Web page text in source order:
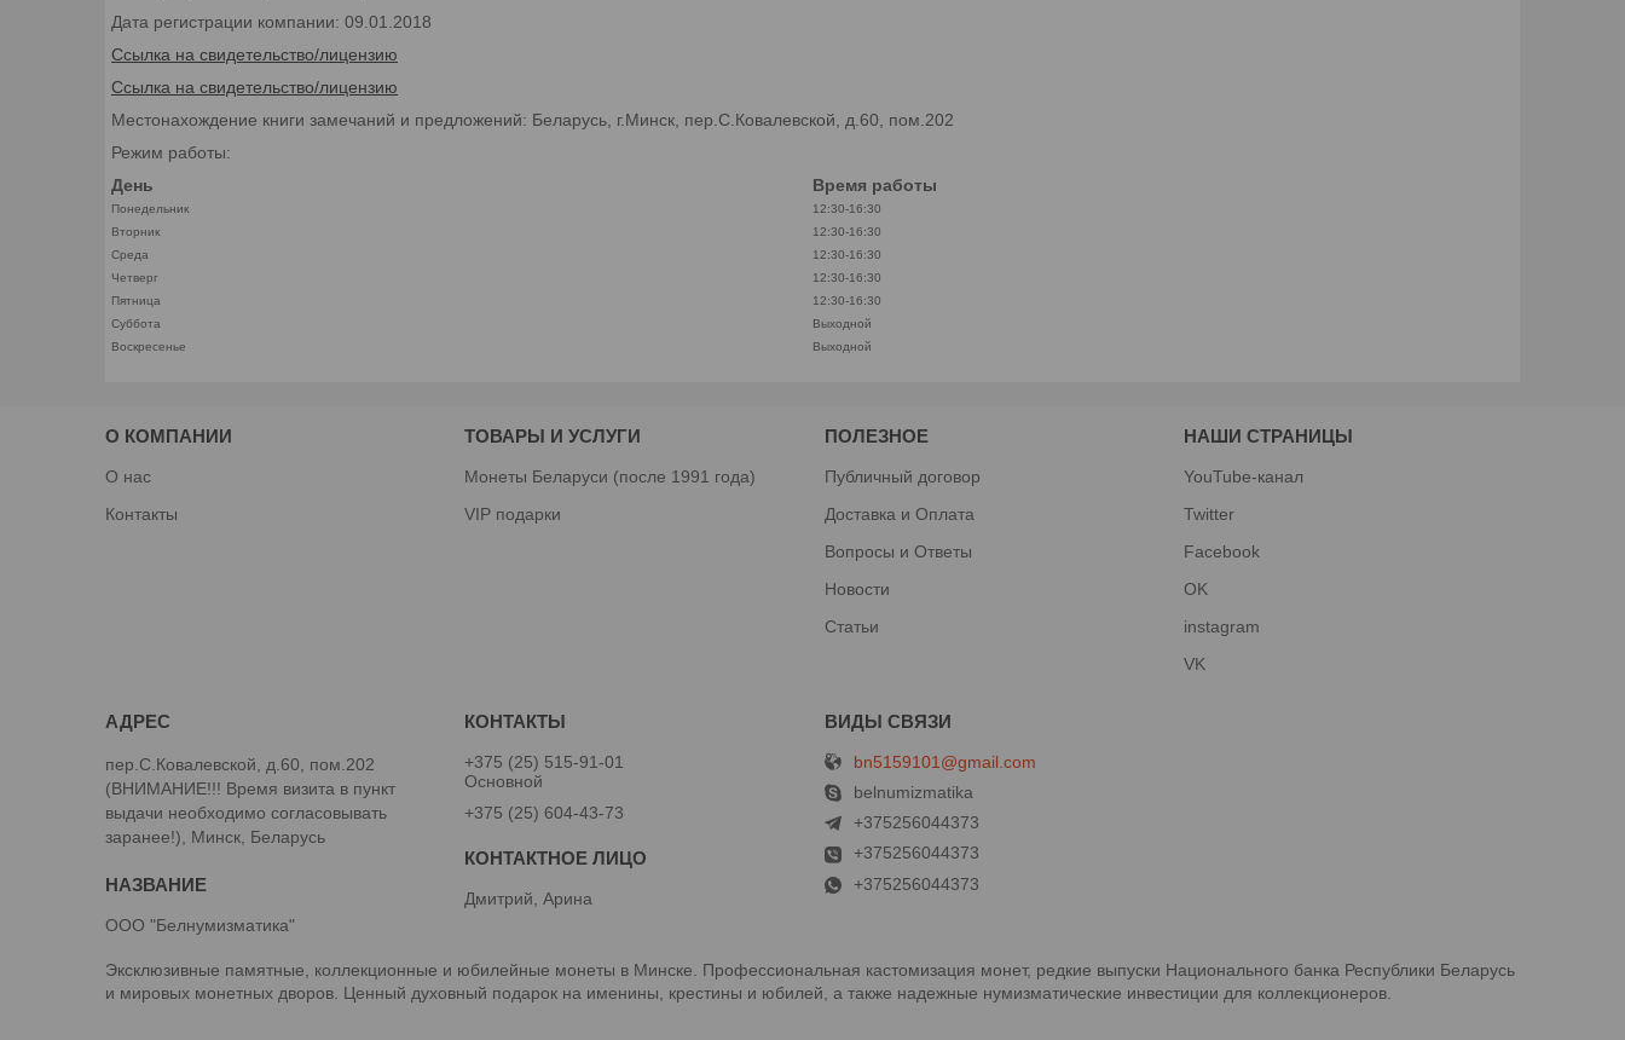
Дата регистрации компании: 09.01.2018
Ссылка на свидетельство/лицензию
Ссылка на свидетельство/лицензию
Местонахождение книги замечаний и предложений: Беларусь, г.Минск, пер.С.Ковалевской, д.60, пом.202
Режим работы:
День
Время работы
Понедельник
12:30-16:30
Вторник
12:30-16:30
Среда
12:30-16:30
Четверг
12:30-16:30
Пятница
12:30-16:30
Суббота
Выходной
Воскресенье
Выходной
О КОМПАНИИ
О нас
Контакты
ТОВАРЫ И УСЛУГИ
Монеты Беларуси (после 1991 года)
VIP подарки
ПОЛЕЗНОЕ
Публичный договор
Доставка и Оплата
Вопросы и Ответы
Новости
Статьи
НАШИ СТРАНИЦЫ
YouTube-канал
Twitter
Facebook
OK
instagram
VK
пер.С.Ковалевской, д.60, пом.202
(ВНИМАНИЕ!!! Время визита в пункт
выдачи необходимо согласовывать
заранее!), Минск, Беларусь
ООО "Белнумизматика"
+375 (25) 515-91-01
Основной
+375 (25) 604-43-73
Дмитрий, Арина
bn5159101@gmail.com
belnumizmatika
+375256044373
+375256044373
+375256044373
Эксклюзивные памятные, коллекционные и юбилейные монеты в Минске. Профессиональная кастомизация монет, редкие выпуски Национального банка Республики Беларусь
и мировых монетных дворов. Ценный духовный подарок на именины, крестины и юбилей, а также надежные нумизматические инвестиции для коллекционеров.